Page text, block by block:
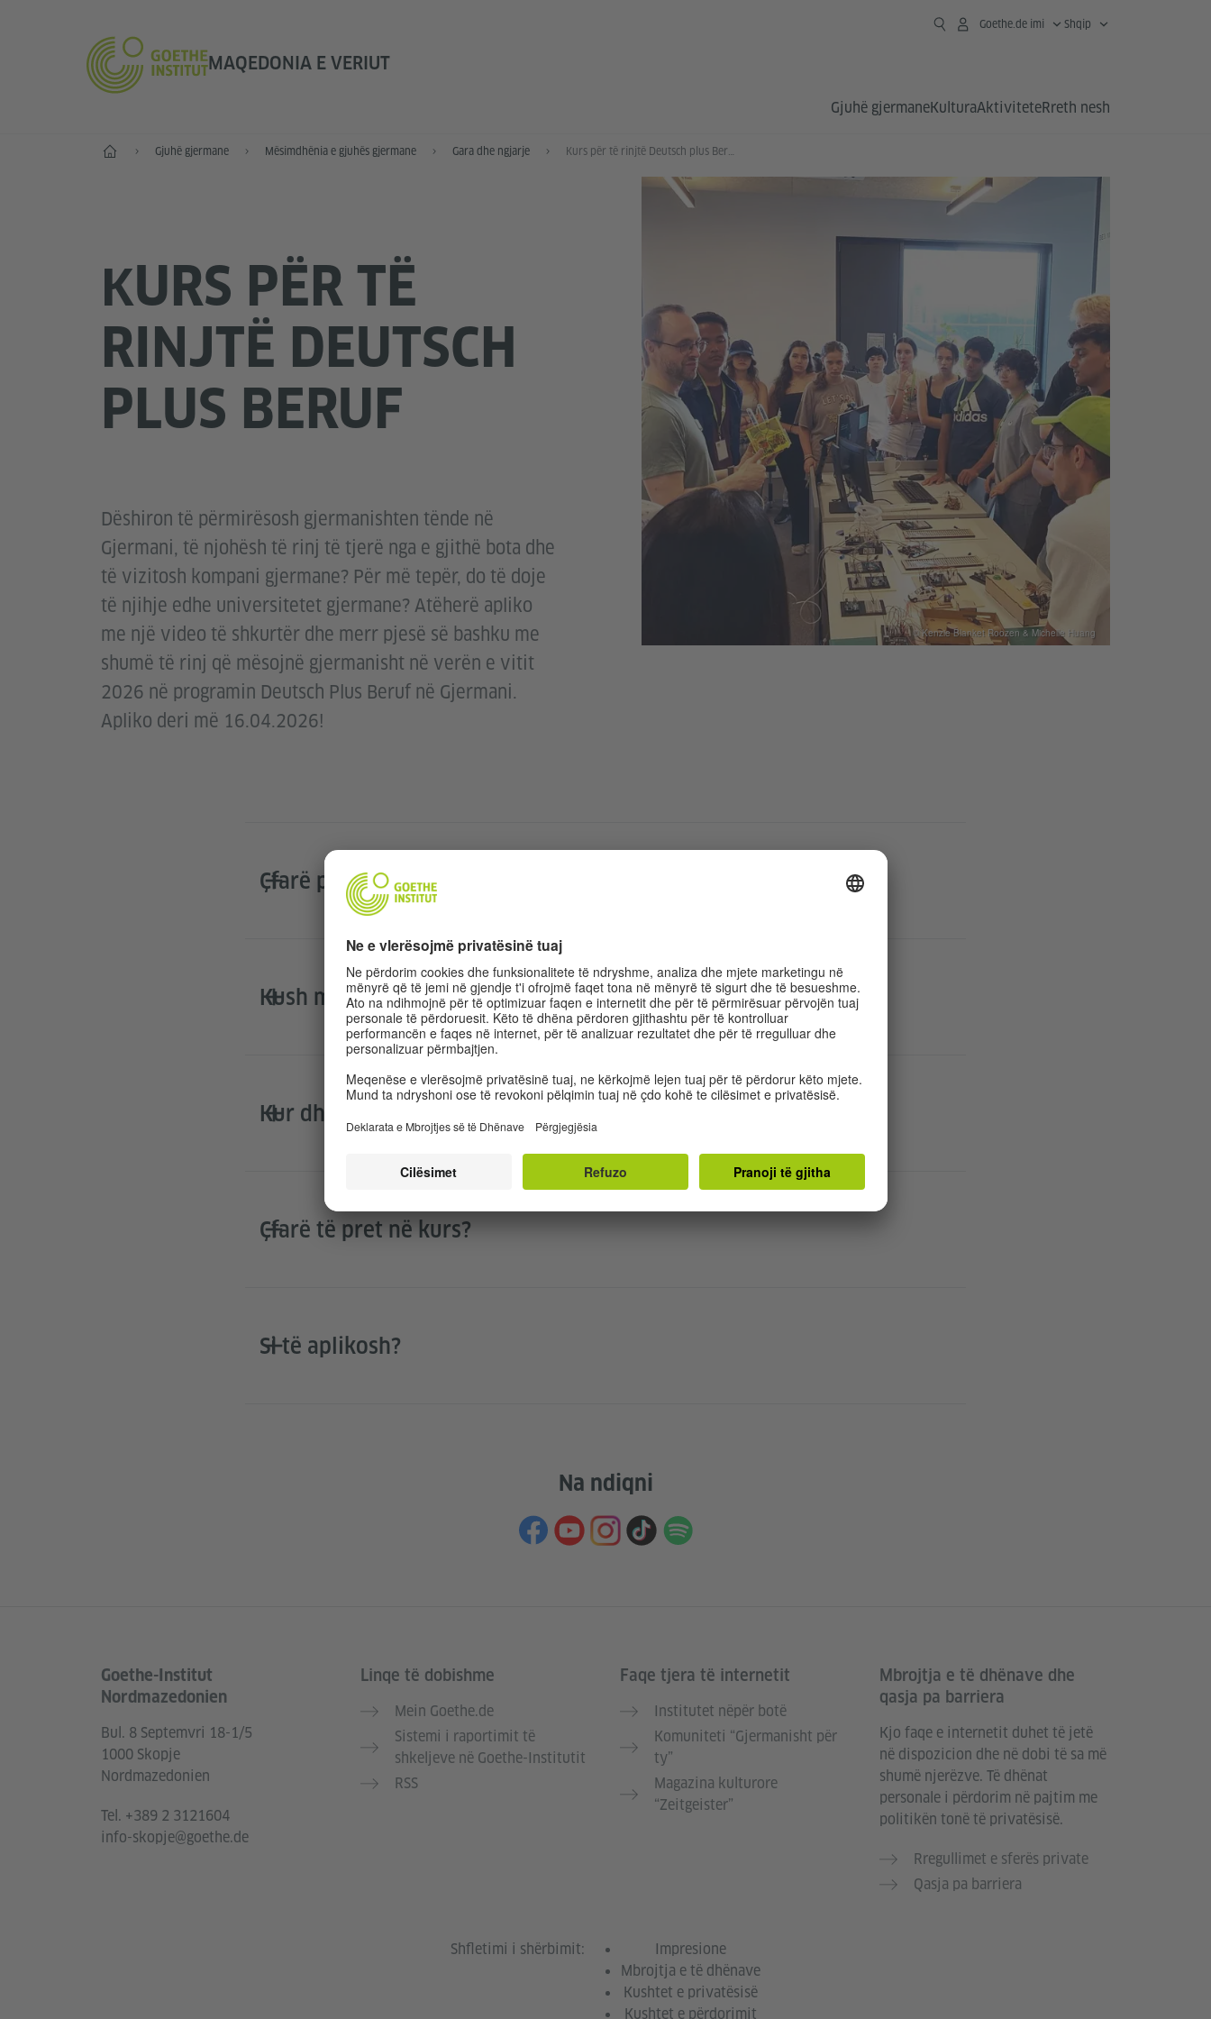
MAQEDONIA E VERIUT
Goethe.de imi Shqip
Gjuhë gjermaneKulturaAktiviteteRreth nesh
Fillimi Gjuhë gjermane Mësimdhënia e gjuhës gjermane Gara dhe ngjarje Кurs për të rinjtë Deutsch plus Beruf
КURS PËR TË
RINJTË DEUTSCH
PLUS BERUF
Dëshiron të përmirësosh gjermanishten tënde në
Gjermani, të njohësh të rinj të tjerë nga e gjithë bota dhe
të vizitosh kompani gjermane? Për më tepër, do të doje
të njihje edhe universitetet gjermane? Atëherë apliko
me një video të shkurtër dhe merr pjesë së bashku me
shumë të rinj që mësojnë gjermanisht në verën e vitit
2026 në programin Deutsch Plus Beruf në Gjermani.
Apliko deri më 16.04.2026!
© Kenzie Blanket Roozen & Michelle Huang
Çfarë përfshin bursa?
Kush mund të aplikojë?
Kur dhe ku do të mbahet kursi?
Çfarë të pret në kurs?
Si të aplikosh?
Na ndiqni
Service- und Informationsbereich
Goethe-Institut
Nordmazedonien
Bul. 8 Septemvri 18-1/5
1000 Skopje
Nordmazedonien
Tel. +389 2 3121604
info-skopje@goethe.de
Linqe të dobishme
Mein Goethe.de
Sistemi i raportimit të
shkeljeve në Goethe-Institutit
RSS
Faqe tjera të internetit
Institutet nëpër botë
Komuniteti “Gjermanisht për
ty”
Magazina kulturore
“Zeitgeister”
Mbrojtja e të dhënave dhe
qasja pa barriera
Kjo faqe e internetit duhet të jetë
në dispozicion dhe në dobi të sa më
shumë njerëzve. Të dhënat
personale i përdorim në pajtim me
politikën tonë të privatësisë.
Rregullimet e sferës private
Qasja pa barriera
Shfletimi i shërbimit:
Impresione
Mbrojtja e të dhënave
Kushtet e privatësisë
Kushtet e përdorimit